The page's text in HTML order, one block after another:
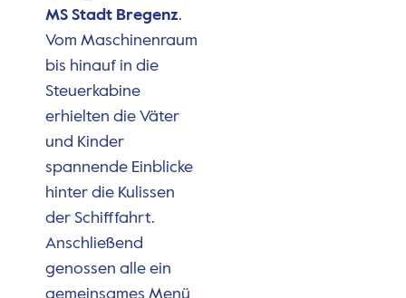
MS Stadt Bregenz.
Vom Maschinenraum
bis hinauf in die
Steuerkabine
erhielten die Väter
und Kinder
spannende Einblicke
hinter die Kulissen
der Schifffahrt.
Anschließend
genossen alle ein
gemeinsames Menü